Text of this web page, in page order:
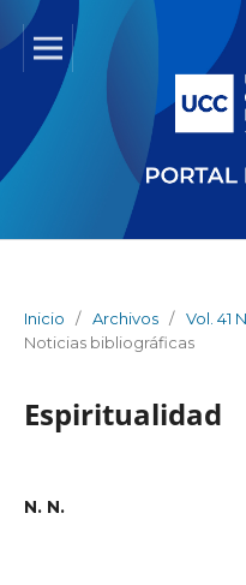
Inicio / Archivos / Vol. 41
Noticias bibliográficas
Espiritualidad
N. N.